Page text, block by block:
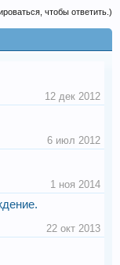
чтобы ответить.)
12 дек 2012
6 июл 2012
1 ноя 2014
22 окт 2013